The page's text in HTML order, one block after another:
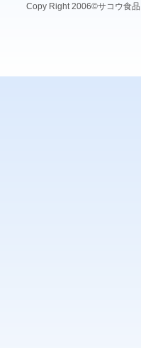
Copy Right 2006©サコウ食